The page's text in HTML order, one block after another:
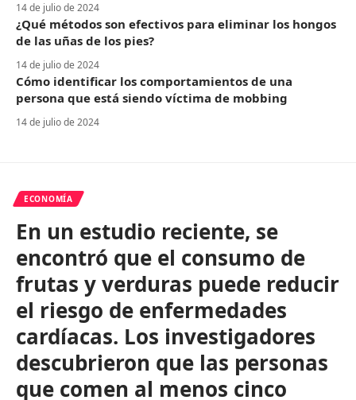
14 de julio de 2024
¿Qué métodos son efectivos para eliminar los hongos
de las uñas de los pies?
14 de julio de 2024
Cómo identificar los comportamientos de una
persona que está siendo víctima de mobbing
14 de julio de 2024
ECONOMÍA
En un estudio reciente, se
encontró que el consumo de
frutas y verduras puede reducir
el riesgo de enfermedades
cardíacas. Los investigadores
descubrieron que las personas
que comen al menos cinco